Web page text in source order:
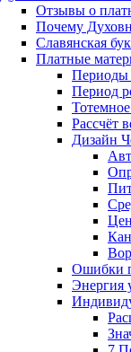
Отзывы о
Почему
Славянская
Платные
Периоды
Период
Рассчёт
Дизайн
Ошибки
Энергия